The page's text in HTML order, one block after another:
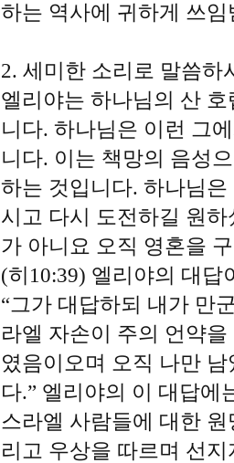
하는 역사에 귀하게 쓰
2. 세미한 소리로 말씀하
엘리야는 하나님의 산
니다. 하나님은 이런 그
니다. 이는 책망의 음성
하는 것입니다. 하나님
시고 다시 도전하길 원
가 아니요 오직 영혼을
(히10:39) 엘리야의 대답
“그가 대답하되 내가 만
라엘 자손이 주의 언약
였음이오며 오직 나만
다.” 엘리야의 이 대답에
스라엘 사람들에 대한
리고 우상을 따르며 선